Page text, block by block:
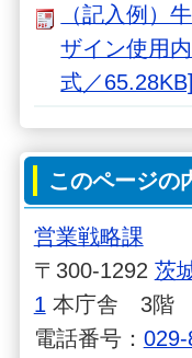
（記入例）
ザイン使用
式／65.28KB]
このページの
営業戦略課
〒300-1292 茨
1 本庁舎 3階
電話番号： 029-